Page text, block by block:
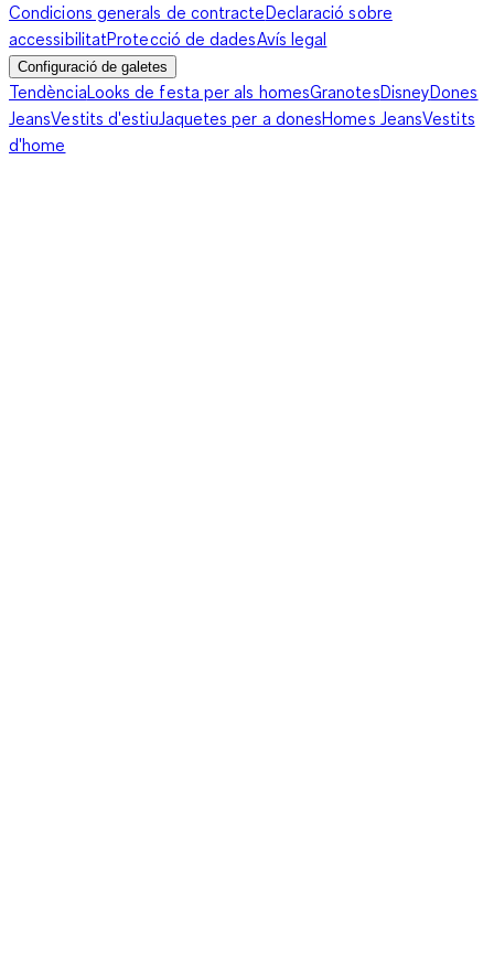
Condicions generals de contracteDeclaració sobre
accessibilitatProtecció de dadesAvís legal
Configuració de galetes
TendènciaLooks de festa per als homesGranotesDisneyDones
JeansVestits d'estiuJaquetes per a donesHomes JeansVestits
d'home